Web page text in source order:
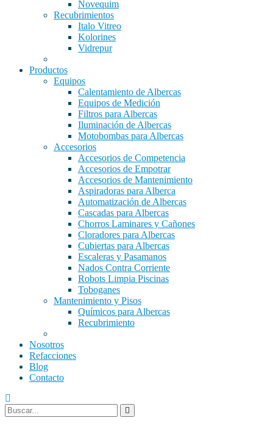
Novequim
Recubrimientos
Italo Vitreo
Kolorines
Vidrepur
Productos
Equipos
Calentamiento de Albercas
Equipos de Medición
Filtros para Albercas
Iluminación de Albercas
Motobombas para Albercas
Accesorios
Accesorios de Competencia
Accesorios de Empotrar
Accesorios de Mantenimiento
Aspiradoras para Alberca
Automatización de Albercas
Cascadas para Albercas
Chorros Laminares y Cañones
Cloradores para Albercas
Cubiertas para Albercas
Escaleras y Pasamanos
Nados Contra Corriente
Robots Limpia Piscinas
Toboganes
Mantenimiento y Pisos
Químicos para Albercas
Recubrimiento
Nosotros
Refacciones
Blog
Contacto